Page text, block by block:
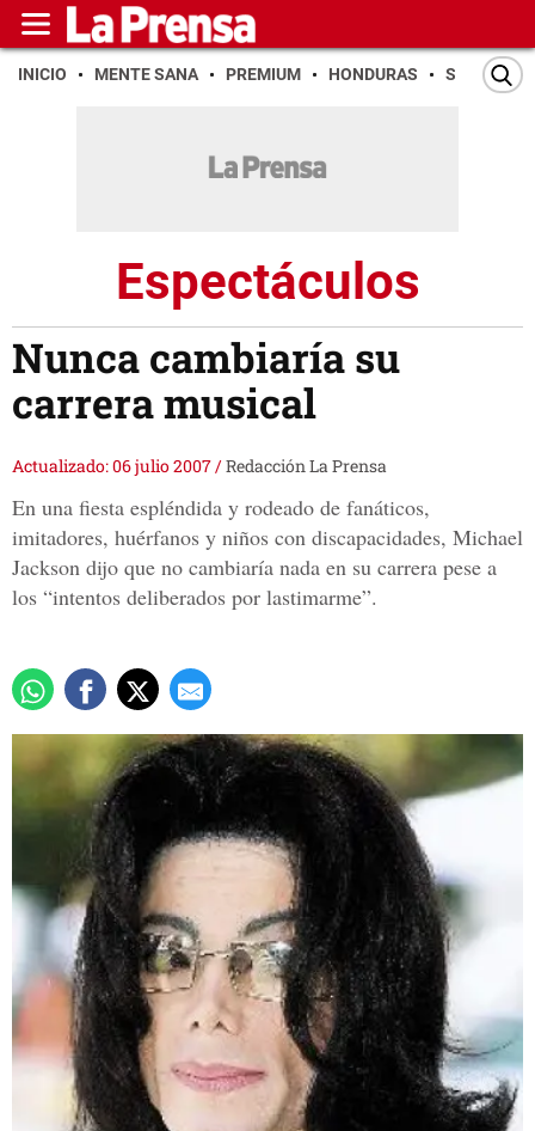
INICIO MENTE SANA PREMIUM HONDURAS SAN PEDRO
Espectáculos
Nunca cambiaría su
carrera musical
Actualizado: 06 julio 2007/Redacción La Prensa
En una fiesta espléndida y rodeado de fanáticos,
imitadores, huérfanos y niños con discapacidades, Michael
Jackson dijo que no cambiaría nada en su carrera pese a
los “intentos deliberados por lastimarme”.